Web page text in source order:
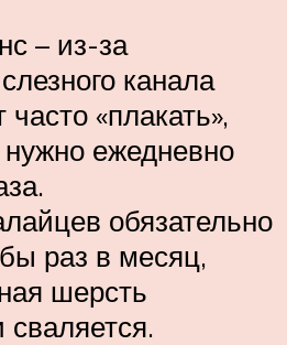
– из-за
канала
«плакать»,
ежедневно
обязательно
раз в месяц,
шерсть
сваляется.